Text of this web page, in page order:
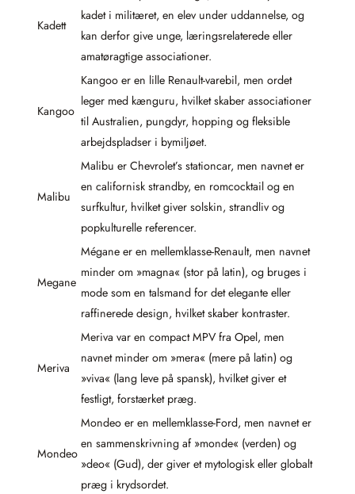
Kadett
kadet i militæret, en elev under uddannelse, og
kan derfor give unge, læringsrelaterede eller
amatøragtige associationer.
Kangoo
Kangoo er en lille Renault-varebil, men ordet
leger med kænguru, hvilket skaber associationer
til Australien, pungdyr, hopping og fleksible
arbejdspladser i bymiljøet.
Malibu
Malibu er Chevrolet’s stationcar, men navnet er
en californisk strandby, en romcocktail og en
surfkultur, hvilket giver solskin, strandliv og
popkulturelle referencer.
Megane
Mégane er en mellemklasse-Renault, men navnet
minder om »magna« (stor på latin), og bruges i
mode som en talsmand for det elegante eller
raffinerede design, hvilket skaber kontraster.
Meriva
Meriva var en compact MPV fra Opel, men
navnet minder om »mera« (mere på latin) og
»viva« (lang leve på spansk), hvilket giver et
festligt, forstærket præg.
Mondeo
Mondeo er en mellemklasse-Ford, men navnet er
en sammenskrivning af »monde« (verden) og
»deo« (Gud), der giver et mytologisk eller globalt
præg i krydsordet.